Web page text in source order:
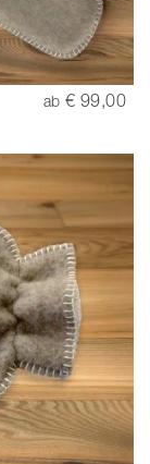
ab€ 99,00